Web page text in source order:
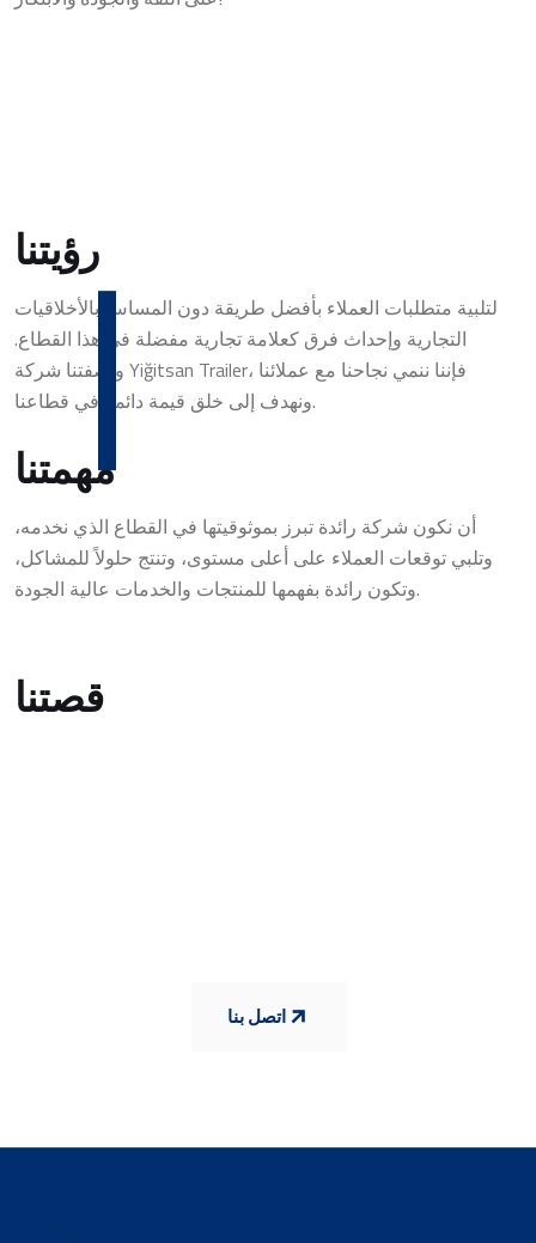
رؤيتنا
لتلبية متطلبات العملاء بأفضل طريقة دون المساس بالأخلاقيات
التجارية وإحداث فرق كعلامة تجارية مفضلة في هذا القطاع.
وبصفتنا شركة Yiğitsan Trailer، فإننا ننمي نجاحنا مع عملائنا
ونهدف إلى خلق قيمة دائمة في قطاعنا.
مهمتنا
أن نكون شركة رائدة تبرز بموثوقيتها في القطاع الذي نخدمه،
وتلبي توقعات العملاء على أعلى مستوى، وتنتج حلولاً للمشاكل،
وتكون رائدة بفهمها للمنتجات والخدمات عالية الجودة.
قصتنا
اتصل بنا